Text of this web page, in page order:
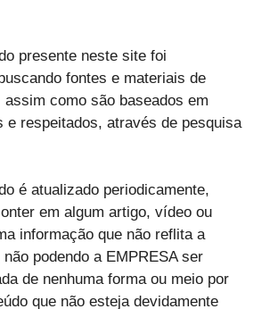
presente neste site foi
fontes e materiais de
assim como são baseados em
e respeitados, através de pesquisa
é atualizado periodicamente,
em algum artigo, vídeo ou
informação que não reflita a
podendo a EMPRESA ser
de nenhuma forma ou meio por
que não esteja devidamente